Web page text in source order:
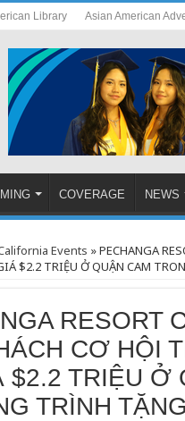
Library Asian American
COVERAGE NEWS
Events »PECHANGA
$2.2 TRIỆU Ở QUẬN CAM
RESORT
CƠ HỘI
$2.2 TRIỆU Ở
TRÌNH